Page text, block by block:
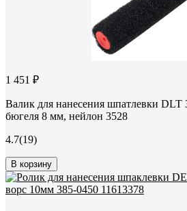
1 451 ₽
Валик для нанесения шпатлевки
бюгеля 8 мм, нейлон 3528
4.7(19)
В корзину